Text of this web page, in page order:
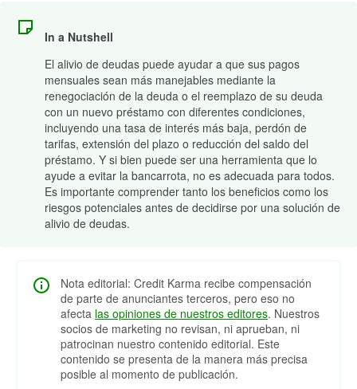
In a Nutshell
El alivio de deudas puede ayudar a que sus pagos
mensuales sean más manejables mediante la
renegociación de la deuda o el reemplazo de su deuda
con un nuevo préstamo con diferentes condiciones,
incluyendo una tasa de interés más baja, perdón de
tarifas, extensión del plazo o reducción del saldo del
préstamo. Y si bien puede ser una herramienta que lo
ayude a evitar la bancarrota, no es adecuada para todos.
Es importante comprender tanto los beneficios como los
riesgos potenciales antes de decidirse por una solución de
alivio de deudas.
Nota editorial: Credit Karma recibe compensación
de parte de anunciantes terceros, pero eso no
afecta las opiniones de nuestros editores. Nuestros
socios de marketing no revisan, ni aprueban, ni
patrocinan nuestro contenido editorial. Este
contenido se presenta de la manera más precisa
posible al momento de publicación.